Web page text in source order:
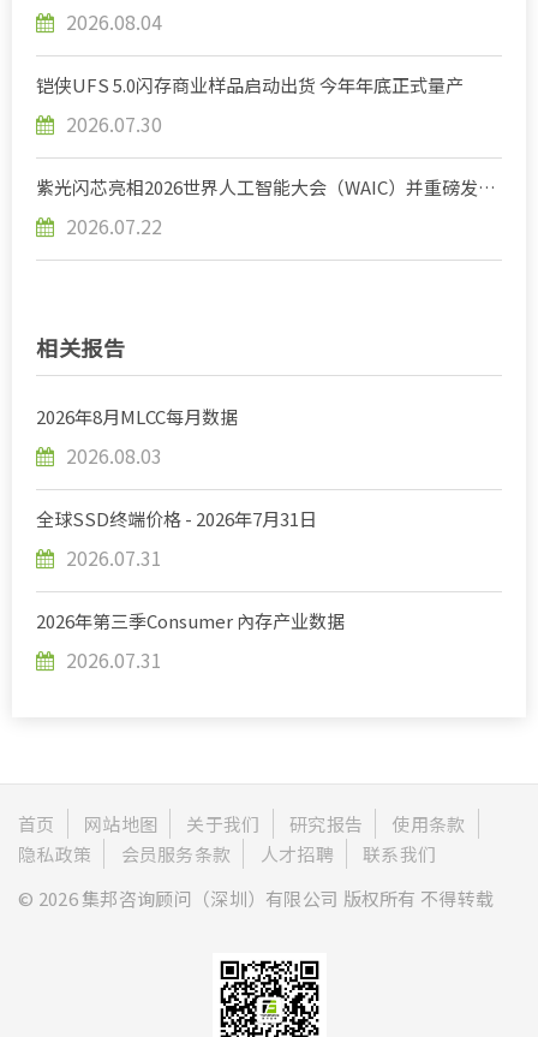
2026.08.04
铠侠UFS 5.0闪存商业样品启动出货 今年年底正式量产
2026.07.30
紫光闪芯亮相2026世界人工智能大会（WAIC）并重磅发布
2026.07.22
相关报告
2026年8月MLCC每月数据
2026.08.03
全球SSD终端价格 - 2026年7月31日
2026.07.31
2026年第三季Consumer 內存产业数据
2026.07.31
首页 网站地图 关于我们 研究报告
使用条款
隐私政策
会员服务条款 人才招聘
联系我们
© 2026 集邦咨询顾问（深圳）有限公司 版权所有 不得转载